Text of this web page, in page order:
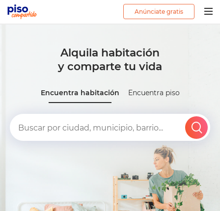
Anúnciate gratis
Alquila habitación
y comparte tu vida
Encuentra habitación Encuentra piso